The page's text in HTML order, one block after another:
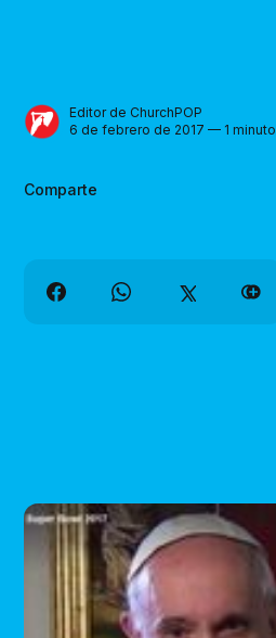
Editor de ChurchPOP
6 de febrero de 2017 — 1 minuto
Comparte